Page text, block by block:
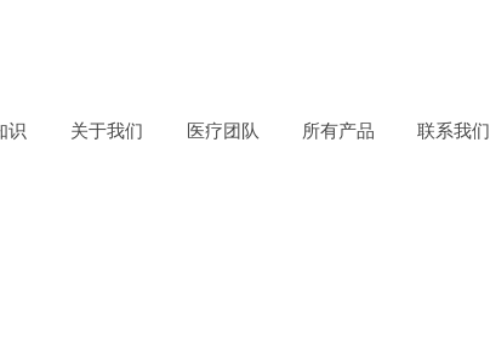
识 关于我们 医疗团队 所有产品 联系我们